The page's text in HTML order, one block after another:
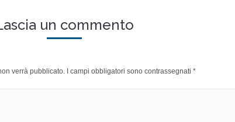
un commento
verrà pubblicato. I campi obbligatori sono contrassegnati *